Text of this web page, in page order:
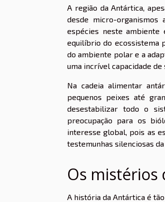
A região da Antártica,
desde micro-organismos
espécies neste ambiente
equilíbrio do ecossistema
do ambiente polar e a
uma incrível capacidade
Na cadeia alimentar
pequenos peixes até
desestabilizar todo o
preocupação para os
interesse global, pois as
testemunhas silenciosas
Os mistérios
A história da Antártica é